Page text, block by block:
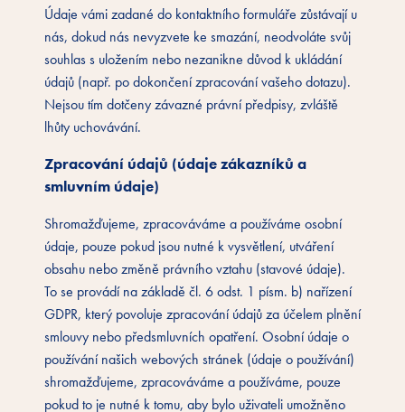
Údaje vámi zadané do kontaktního formuláře zůstávají u
nás, dokud nás nevyzvete ke smazání, neodvoláte svůj
souhlas s uložením nebo nezanikne důvod k ukládání
údajů (např. po dokončení zpracování vašeho dotazu).
Nejsou tím dotčeny závazné právní předpisy, zvláště
lhůty uchovávání.
Zpracování údajů (údaje zákazníků a
smluvním údaje)
Shromažďujeme, zpracováváme a používáme osobní
údaje, pouze pokud jsou nutné k vysvětlení, utváření
obsahu nebo změně právního vztahu (stavové údaje).
To se provádí na základě čl. 6 odst. 1 písm. b) nařízení
GDPR, který povoluje zpracování údajů za účelem plnění
smlouvy nebo předsmluvních opatření. Osobní údaje o
používání našich webových stránek (údaje o používání)
shromažďujeme, zpracováváme a používáme, pouze
pokud to je nutné k tomu, aby bylo uživateli umožněno